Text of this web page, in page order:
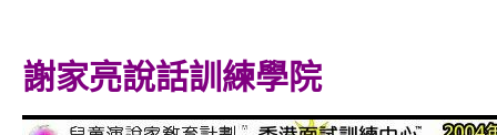
謝家亮說話訓練學院